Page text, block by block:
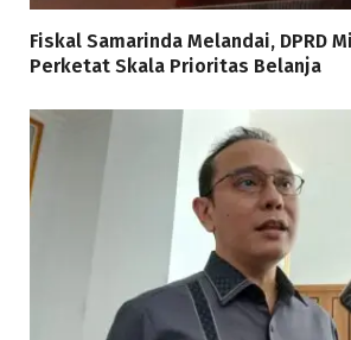
Fiskal Samarinda Melandai, DPRD
Perketat Skala Prioritas Belanja